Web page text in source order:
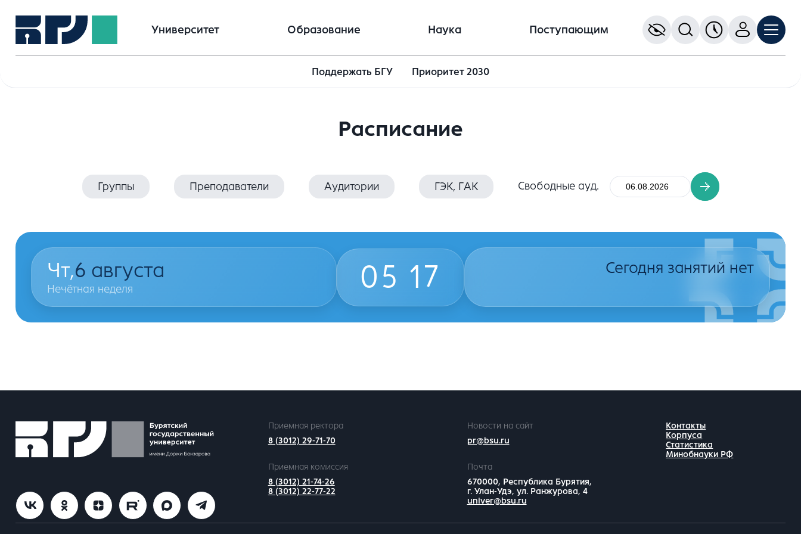
Университет Образование Наука Поступающим
Поддержать БГУ Приоритет 2030
Расписание
Группы Преподаватели Аудитории ГЭК, ГАК Свободные ауд.
Чт,6 августа
Нечётная неделя 05 17 Сегодня занятий нет
Приемная ректора
8 (3012) 29-71-70
Новости на сайт
pr@bsu.ru
Приемная комиссия
8 (3012) 21-74-26
8 (3012) 22-77-22
Почта
670000, Республика Бурятия,
г. Улан-Удэ, ул. Ранжурова, 4
univer@bsu.ru
Контакты
Корпуса
Статистика
Минобнауки РФ